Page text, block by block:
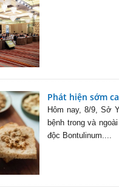
Phát hiện sớm
Hôm nay, 8/9, Sở
bệnh trong và
độc Bontulinum....